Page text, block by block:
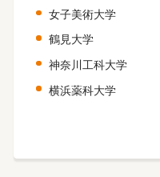
女子美術大学
鶴見大学
神奈川工科大学
横浜薬科大学